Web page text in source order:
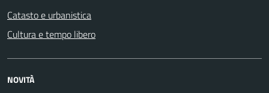
Catasto e urbanistica
Cultura e tempo libero
NOVITÀ